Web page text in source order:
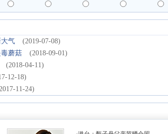
气
(2019-07-08)
蘑菇
(2018-09-01)
(2018-04-11)
12-18)
11-24)